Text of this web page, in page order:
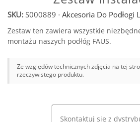
SKU: S000889 · Akcesoria Do Podłogi
Zestaw ten zawiera wszystkie
montażu naszych podłóg FAUS.
Ze względów technicznych zdjęcia na tej
rzeczywistego produktu.
Skontaktuj się z